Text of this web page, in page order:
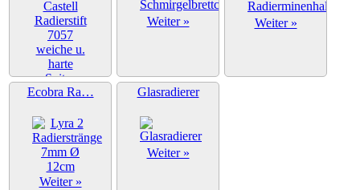
Weiter »
Weiter » Weiter »
Ecobra Ra…
Weiter »
Glasradierer
Weiter »